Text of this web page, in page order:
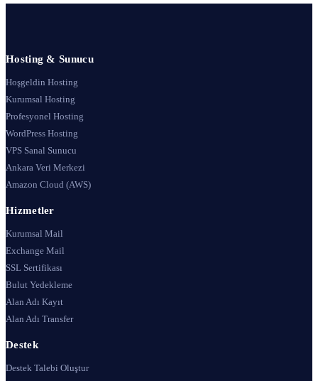
Hosting & Sunucu
Hoşgeldin Hosting
Kurumsal Hosting
Profesyonel Hosting
WordPress Hosting
VPS Sanal Sunucu
Ankara Veri Merkezi
Amazon Cloud (AWS)
Hizmetler
Kurumsal Mail
Exchange Mail
SSL Sertifikası
Bulut Yedekleme
Alan Adı Kayıt
Alan Adı Transfer
Destek
Destek Talebi Oluştur